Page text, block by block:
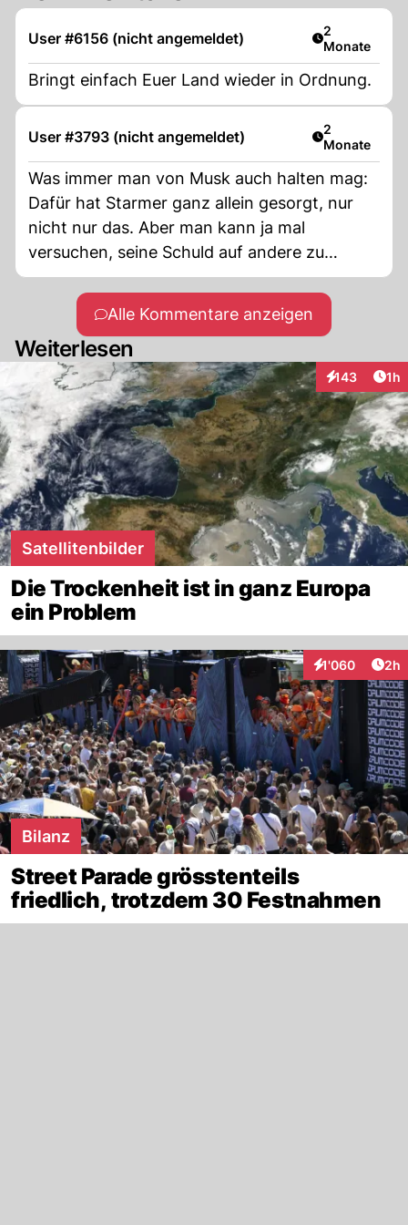
User #6156 (nicht angemeldet) Artikel
2
Monate
Bringt einfach Euer Land wieder in Ordnung.
User #3793 (nicht angemeldet) Artikel
2
Monate
Was immer man von Musk auch halten mag:
Dafür hat Starmer ganz allein gesorgt, nur
nicht nur das. Aber man kann ja mal
versuchen, seine Schuld auf andere zu
schieben........ Starmer, Merz und Macron:
Das dilettantische, sich an die Macht
klammernde Trio, wird es noch schaffen,
seine jeweiligen Länderkomplett an die Wand
zu fahren.
Alle Kommentare anzeigen
Weiterlesen
143
Interaktionen
1h
Satellitenbilder
Die Trockenheit ist in ganz Europa
ein Problem
1'060
Interaktionen2h
Bilanz
Street Parade grösstenteils
friedlich, trotzdem 30 Festnahmen